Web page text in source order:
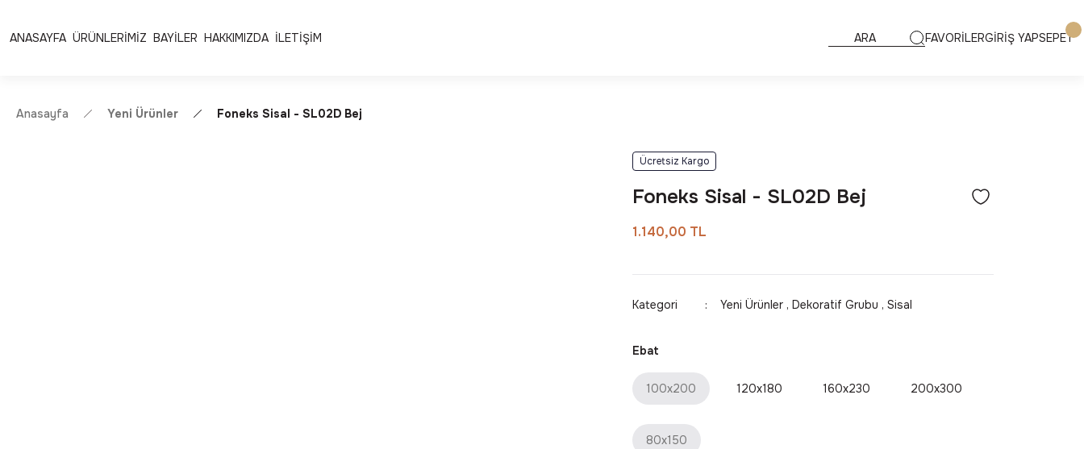
ANASAYFA ÜRÜNLERİMİZ BAYİLER HAKKIMIZDA İLETİŞİM FAVORİLERGİRİŞ YAPSEPET
Anasayfa Yeni Ürünler Foneks Sisal - SL02D Bej
Ücretsiz Kargo
Foneks Sisal - SL02D Bej
1.140,00 TL
Kategori Yeni Ürünler , Dekoratif Grubu , Sisal
Ebat
100x200 120x180 160x230 200x300
80x150